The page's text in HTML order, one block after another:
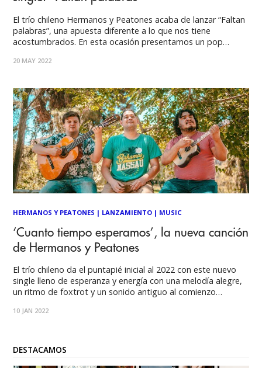
El trío chileno Hermanos y Peatones acaba de lanzar “Faltan
palabras”, una apuesta diferente a lo que nos tiene
acostumbrados. En esta ocasión presentamos un pop
“Faltan palabras” expresa la intimidad de una pareja y sus
20 MAY 2022
HERMANOS Y PEATONES | LANZAMIENTO | MUSIC
‘Cuanto tiempo esperamos’, la nueva canción
de Hermanos y Peatones
El trío chileno da el puntapié inicial al 2022 con este nuevo
single lleno de esperanza y energía con una melodía alegre,
un ritmo de foxtrot y un sonido antiguo al comienzo
Peatones realiza una enérgica dedicatoria a todo el futuro
10 JAN 2022
DESTACAMOS